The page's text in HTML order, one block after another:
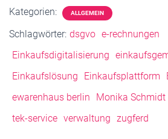
Kategorien: ALLGEMEIN
Schlagwörter: dsgvo e-rechnungen
Einkaufsdigitalisierung
Einkaufslösung
Einkaufsplattform
ewarenhaus berlin
Monika Schmidt
tek-service verwaltung zugferd